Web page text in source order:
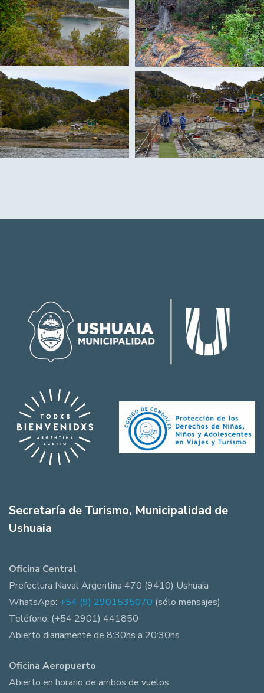
Secretaría de Turismo, Municipalidad de
Ushuaia
Oficina Central
Prefectura Naval Argentina 470 (9410) Ushuaia
WhatsApp: +54 (9) 2901535070 (sólo mensajes)
Teléfono: (+54 2901) 441850
Abierto diariamente de 8:30hs a 20:30hs
Oficina Aeropuerto
Abierto en horario de arribos de vuelos